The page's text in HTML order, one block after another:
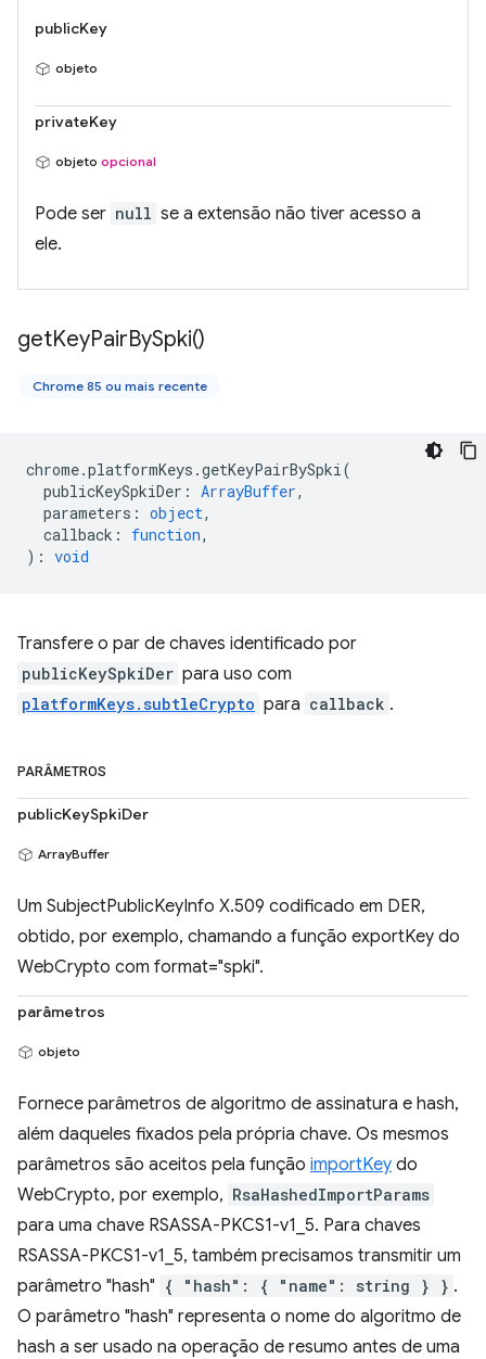
publicKey
objeto
privateKey
objeto opcional
Pode ser null se a extensão não tiver acesso a
ele.
getKeyPairBySpki()
Chrome 85 ou mais recente
chrome.platformKeys .getKeyPairBySpki(
publicKeySpkiDer : ArrayBuffer,
parameters : object,
callback : function,
) : void
Transfere o par de chaves identificado por
publicKeySpkiDer para uso com
platformKeys.subtleCrypto para callback .
PARÂMETROS
publicKeySpkiDer
ArrayBuffer
Um SubjectPublicKeyInfo X.509 codificado em DER,
obtido, por exemplo, chamando a função exportKey do
WebCrypto com format="spki".
parâmetros
objeto
Fornece parâmetros de algoritmo de assinatura e hash,
além daqueles fixados pela própria chave. Os mesmos
parâmetros são aceitos pela função importKey do
WebCrypto, por exemplo, RsaHashedImportParams
para uma chave RSASSA-PKCS1-v1_5. Para chaves
RSASSA-PKCS1-v1_5, também precisamos transmitir um
parâmetro "hash" { "hash": { "name": string } } .
O parâmetro "hash" representa o nome do algoritmo de
hash a ser usado na operação de resumo antes de uma